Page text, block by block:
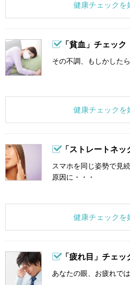
健康チェックを
「貧血」チェック
その不調、もしかした
健康チェックを
「ストレートネッ
スマホを同じ姿勢で見
原因に・・・
健康チェックを
「疲れ目」チェッ
あなたの眼、お疲れで